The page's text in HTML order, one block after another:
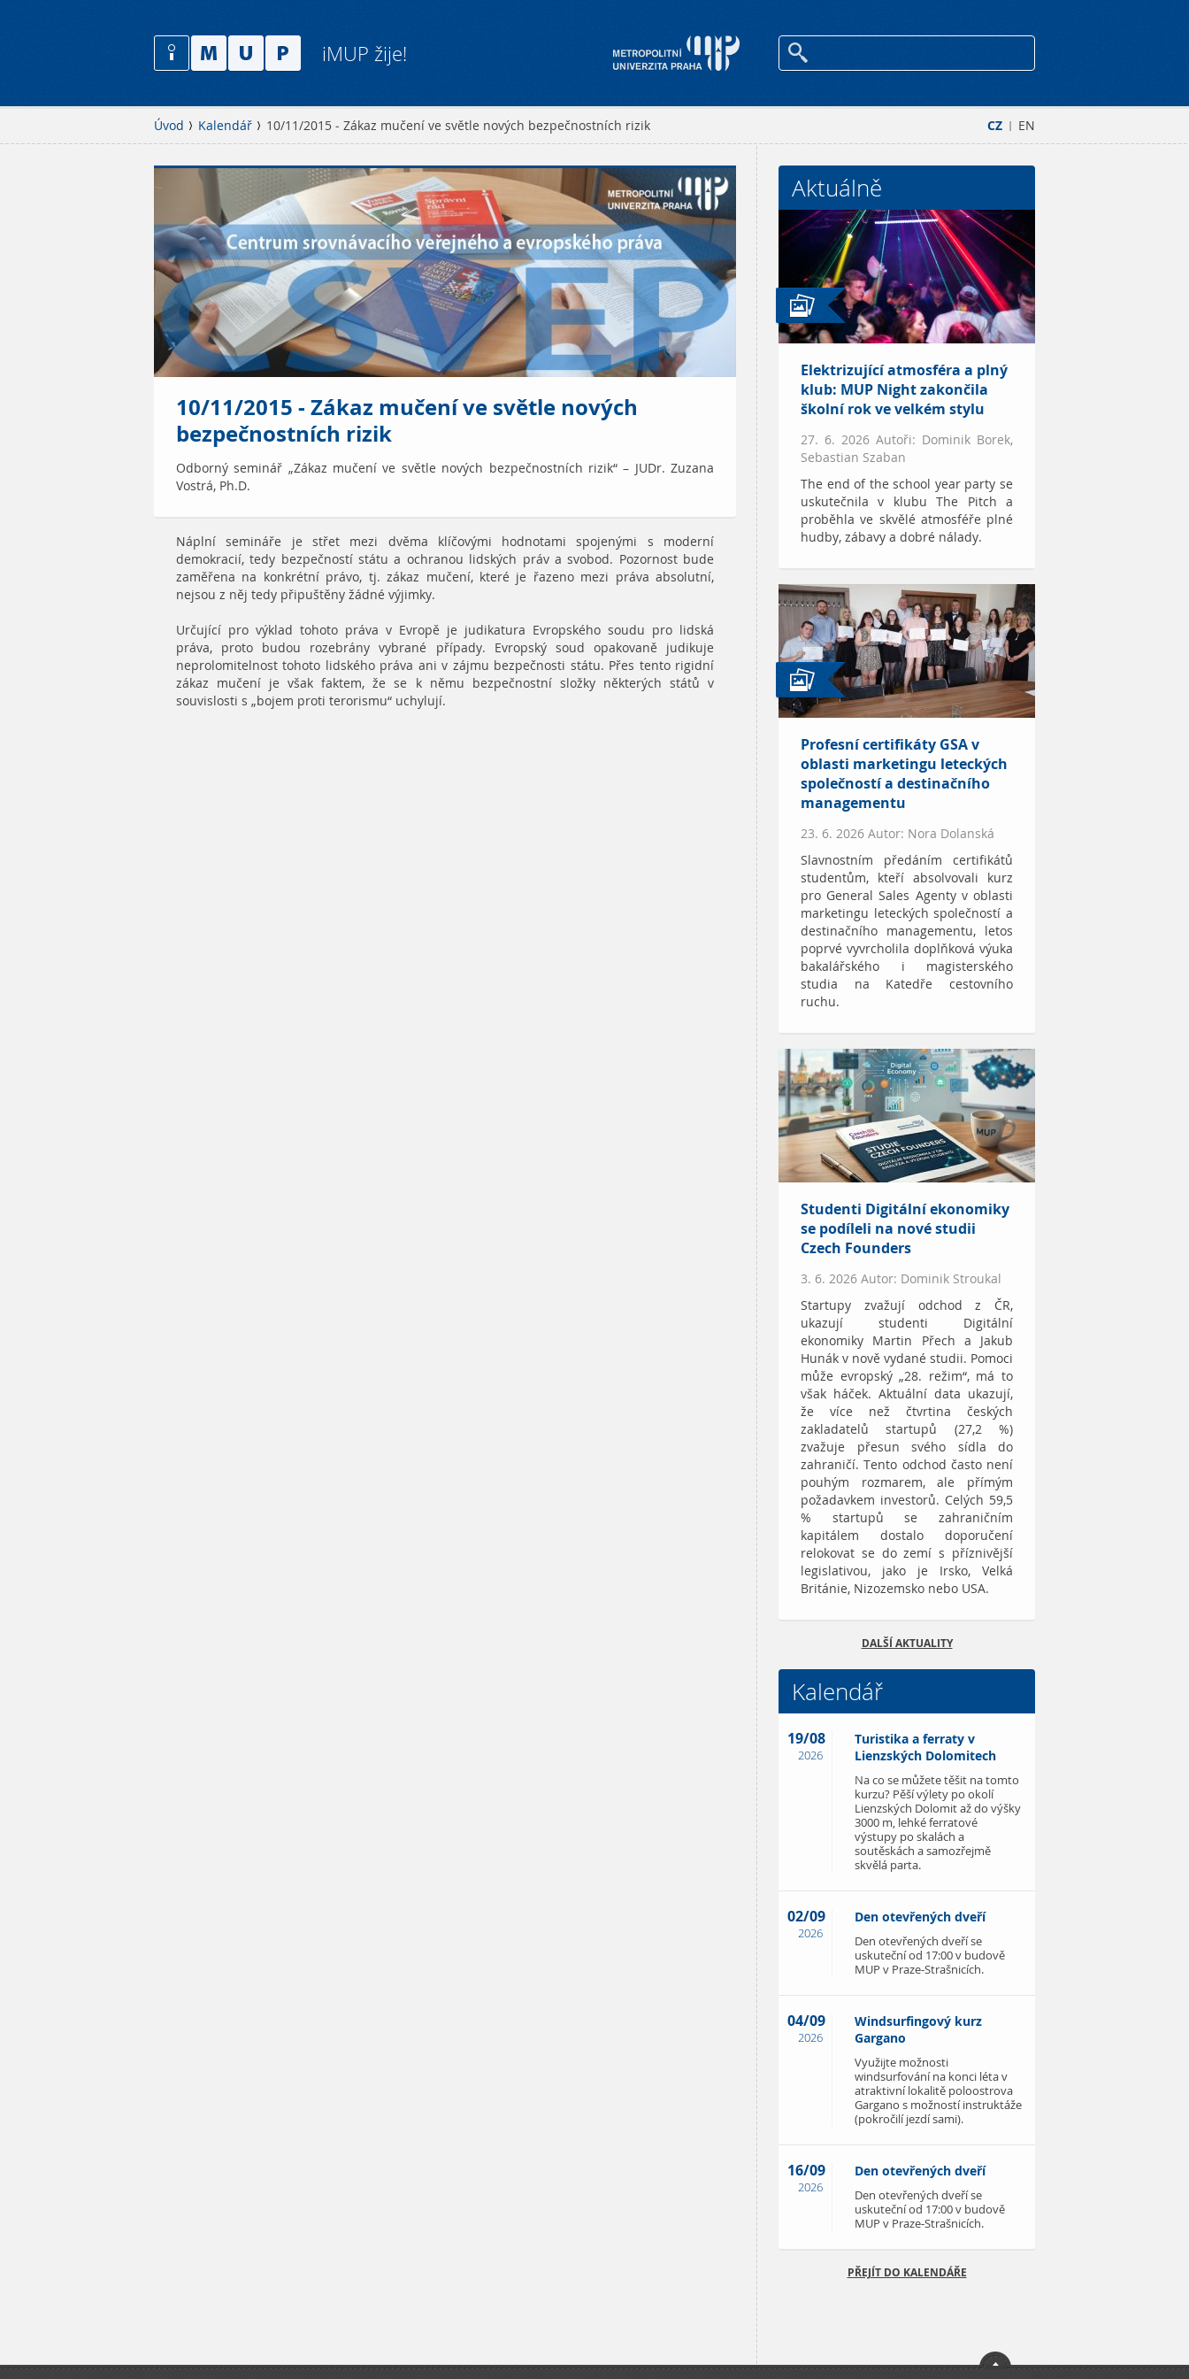
iMUP žije!
CZ | EN
Úvod Kalendář 10/11/2015 - Zákaz mučení ve světle nových bezpečnostních rizik
10/11/2015 - Zákaz mučení ve světle nových
bezpečnostních rizik
Odborný seminář „Zákaz mučení ve světle nových bezpečnostních rizik“ – JUDr. Zuzana
Vostrá, Ph.D.
Náplní semináře je střet mezi dvěma klíčovými hodnotami spojenými s moderní
demokracií, tedy bezpečností státu a ochranou lidských práv a svobod. Pozornost bude
zaměřena na konkrétní právo, tj. zákaz mučení, které je řazeno mezi práva absolutní,
nejsou z něj tedy připuštěny žádné výjimky.
Určující pro výklad tohoto práva v Evropě je judikatura Evropského soudu pro lidská
práva, proto budou rozebrány vybrané případy. Evropský soud opakovaně judikuje
neprolomitelnost tohoto lidského práva ani v zájmu bezpečnosti státu. Přes tento rigidní
zákaz mučení je však faktem, že se k němu bezpečnostní složky některých států v
souvislosti s „bojem proti terorismu“ uchylují.
Aktuálně
Elektrizující atmosféra a plný
klub: MUP Night zakončila
školní rok ve velkém stylu
27. 6. 2026 Autoři: Dominik Borek,
Sebastian Szaban
The end of the school year party se
uskutečnila v klubu The Pitch a
proběhla ve skvělé atmosféře plné
hudby, zábavy a dobré nálady.
Profesní certifikáty GSA v
oblasti marketingu leteckých
společností a destinačního
managementu
23. 6. 2026 Autor: Nora Dolanská
Slavnostním předáním certifikátů
studentům, kteří absolvovali kurz
pro General Sales Agenty v oblasti
marketingu leteckých společností a
destinačního managementu, letos
poprvé vyvrcholila doplňková výuka
bakalářského i magisterského
studia na Katedře cestovního
ruchu.
Studenti Digitální ekonomiky
se podíleli na nové studii
Czech Founders
3. 6. 2026 Autor: Dominik Stroukal
Startupy zvažují odchod z ČR,
ukazují studenti Digitální
ekonomiky Martin Přech a Jakub
Hunák v nově vydané studii. Pomoci
může evropský „28. režim“, má to
však háček. Aktuální data ukazují,
že více než čtvrtina českých
zakladatelů startupů (27,2 %)
zvažuje přesun svého sídla do
zahraničí. Tento odchod často není
pouhým rozmarem, ale přímým
požadavkem investorů. Celých 59,5
% startupů se zahraničním
kapitálem dostalo doporučení
relokovat se do zemí s příznivější
legislativou, jako je Irsko, Velká
Británie, Nizozemsko nebo USA.
DALŠÍ AKTUALITY
Kalendář
19/08
2026
Turistika a ferraty v
Lienzských Dolomitech
Na co se můžete těšit na tomto
kurzu? Pěší výlety po okolí
Lienzských Dolomit až do výšky
3000 m, lehké ferratové
výstupy po skalách a
soutěskách a samozřejmě
skvělá parta.
02/09
2026
Den otevřených dveří
Den otevřených dveří se
uskuteční od 17:00 v budově
MUP v Praze-Strašnicích.
04/09
2026
Windsurfingový kurz
Gargano
Využijte možnosti
windsurfování na konci léta v
atraktivní lokalitě poloostrova
Gargano s možností instruktáže
(pokročilí jezdí sami).
16/09
2026
Den otevřených dveří
Den otevřených dveří se
uskuteční od 17:00 v budově
MUP v Praze-Strašnicích.
PŘEJÍT DO KALENDÁŘE